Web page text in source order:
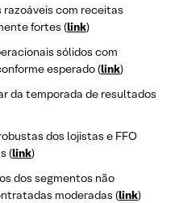
razoáveis com receitas
fortes (link)
sólidos com
esperado (link)
da temporada de resultados
dos lojistas e FFO
(link)
dos segmentos não
moderadas (link)